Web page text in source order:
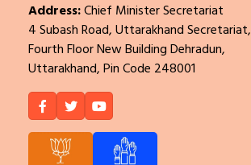
Address:Chief Minister Secretariat
4 Subash Road, Uttarakhand Secretariat,
Fourth Floor New Building Dehradun,
Uttarakhand, Pin Code 248001